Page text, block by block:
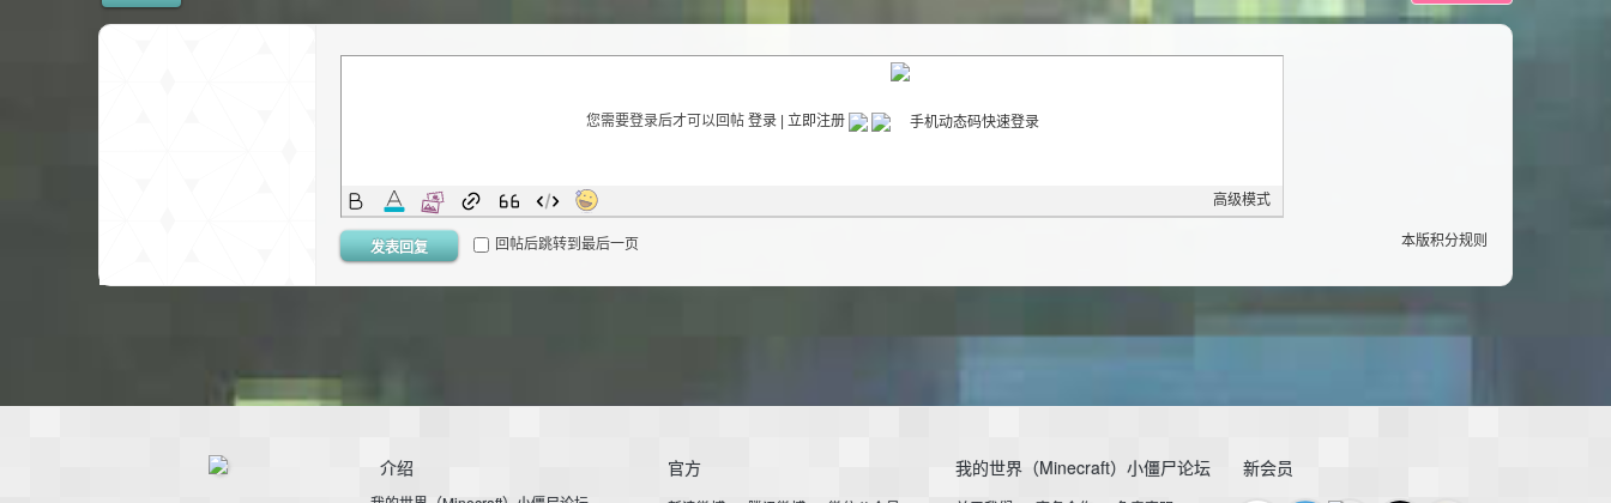
—
您需要登录后才可以回帖 登录| 立即注册
高级模式
本版积分规则
发表回复 回帖后跳转到最后一页
介绍 官方 我的世界（Minecraft）小僵尸论坛 新会员